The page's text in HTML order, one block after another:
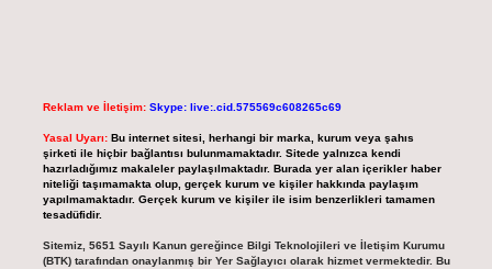
Reklam ve İletişim: Skype: live:.cid.575569c608265c69
Yasal Uyarı: Bu internet sitesi, herhangi bir marka, kurum veya şahıs
şirketi ile hiçbir bağlantısı bulunmamaktadır. Sitede yalnızca kendi
hazırladığımız makaleler paylaşılmaktadır. Burada yer alan içerikler haber
niteliği taşımamakta olup, gerçek kurum ve kişiler hakkında paylaşım
yapılmamaktadır. Gerçek kurum ve kişiler ile isim benzerlikleri tamamen
tesadüfidir.
Sitemiz, 5651 Sayılı Kanun gereğince Bilgi Teknolojileri ve İletişim Kurumu
(BTK) tarafından onaylanmış bir Yer Sağlayıcı olarak hizmet vermektedir. Bu